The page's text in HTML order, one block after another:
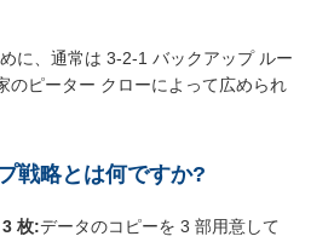
に、通常は 3-2-1 バックアップ ルー
のピーター クローによって広められ
戦略とは何ですか?
枚:データのコピーを 3 部用意して